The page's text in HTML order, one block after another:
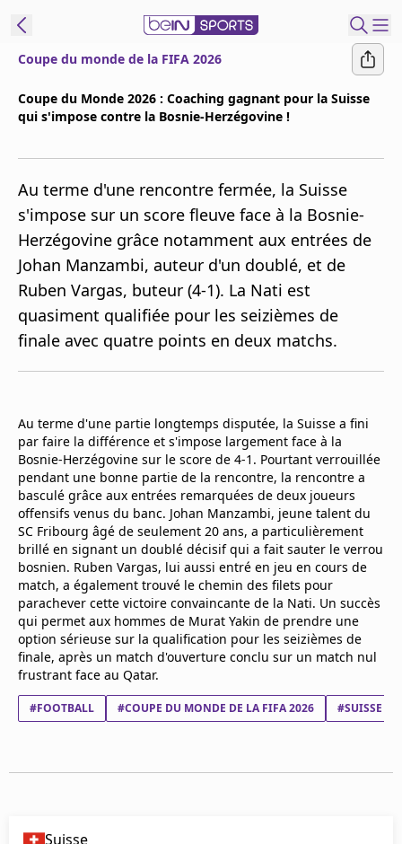
Replays
Podcasts
En Direct
Gérer les
notifications
Contactez nous
Grille TV
beINSPIRED
Mentions légales
Cookies
Protection des données
Paramétrer mon consentement
Coupe du monde de la FIFA 2026
Coupe du Monde 2026 : Coaching gagnant pour la Suisse
qui s'impose contre la Bosnie-Herzégovine !
Au terme d'une rencontre fermée, la Suisse
s'impose sur un score fleuve face à la Bosnie-
Herzégovine grâce notamment aux entrées de
Johan Manzambi, auteur d'un doublé, et de
Ruben Vargas, buteur (4-1). La Nati est
quasiment qualifiée pour les seizièmes de
finale avec quatre points en deux matchs.
Au terme d'une partie longtemps disputée, la Suisse a fini
par faire la différence et s'impose largement face à la
Bosnie-Herzégovine sur le score de 4-1. Pourtant verrouillée
pendant une bonne partie de la rencontre, la rencontre a
basculé grâce aux entrées remarquées de deux joueurs
offensifs venus du banc. Johan Manzambi, jeune talent du
SC Fribourg âgé de seulement 20 ans, a particulièrement
brillé en signant un doublé décisif qui a fait sauter le verrou
bosnien. Ruben Vargas, lui aussi entré en jeu en cours de
match, a également trouvé le chemin des filets pour
parachever cette victoire convaincante de la Nati. Un succès
qui permet aux hommes de Murat Yakin de prendre une
option sérieuse sur la qualification pour les seizièmes de
finale, après un match d'ouverture conclu sur un match nul
frustrant face au Qatar.
#FOOTBALL #COUPE DU MONDE DE LA FIFA 2026 #SUISSE
Suisse